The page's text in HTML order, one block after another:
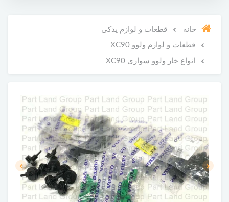
خانه قطعات و لوازم یدکی
قطعات و لوازم ولوو XC90
انواع خار ولوو سواری XC90